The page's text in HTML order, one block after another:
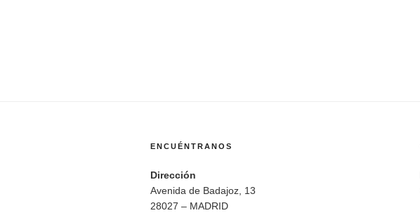
ENCUÉNTRANOS
Dirección
Avenida de Badajoz, 13
28027 – MADRID